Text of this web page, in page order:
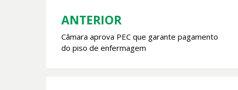
Navegação
de
ANTERIOR
Câmara aprova PEC que garante pagamento
do piso de enfermagem